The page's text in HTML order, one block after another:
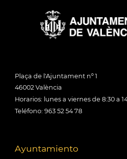
Plaça de l'Ajuntament nº 1
46002 València
Horarios: lunes a viernes de 8:30 a
Teléfono: 963 52 54 78
Ayuntamiento